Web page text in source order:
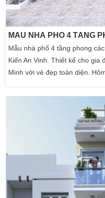
Mẫu nhà phố 4 tầng phong
Kiến An Vinh. Thiết kế cho gia
Minh với vẻ đẹp toàn diện.
giới thiệu đến bạn đọc mẫu
Nhằm cung cấp đến quý vị